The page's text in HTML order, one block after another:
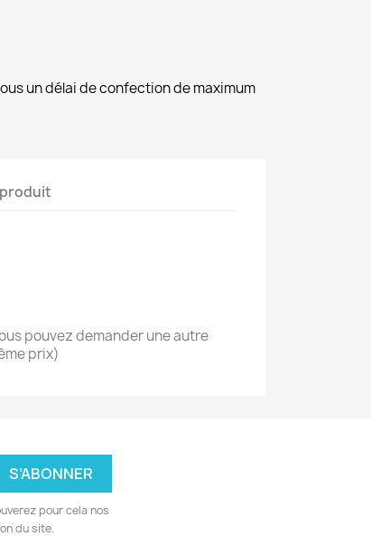
un délai de confection de maximum
pouvez demander une autre
prix)
pour cela nos
du site.